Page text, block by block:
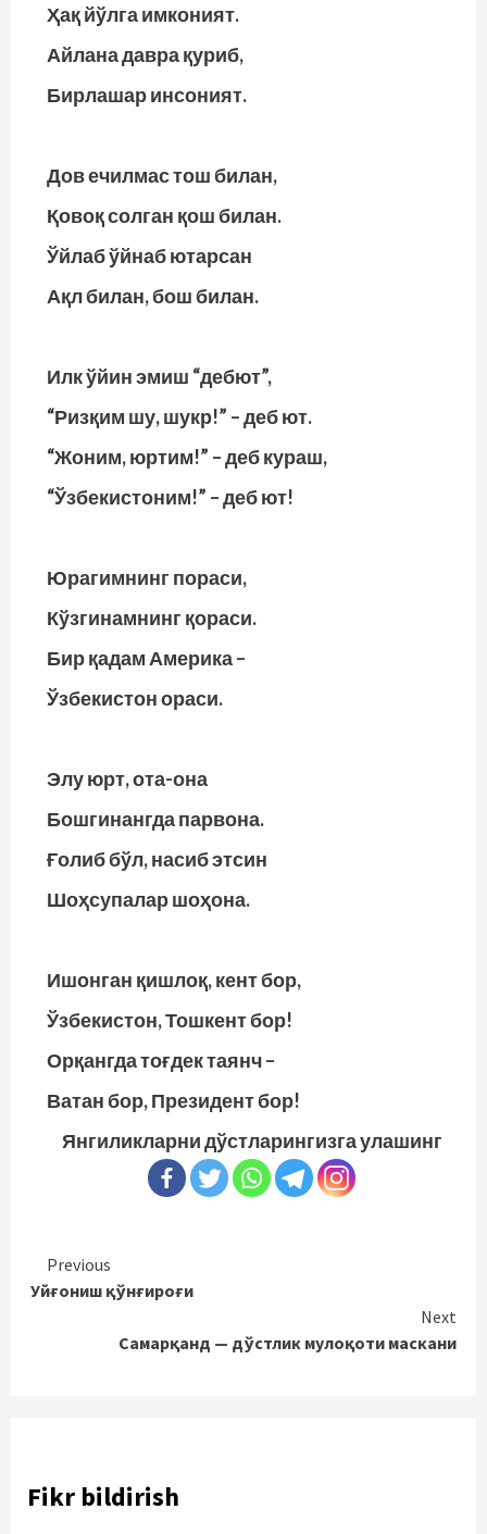
Ҳақ йўлга имконият.
Айлана давра қуриб,
Бирлашар инсоният.
Дов ечилмас тош билан,
Қовоқ солган қош билан.
Ўйлаб ўйнаб ютарсан
Ақл билан, бош билан.
Илк ўйин эмиш “дебют”,
“Ризқим шу, шукр!” – деб ют.
“Жоним, юртим!” – деб кураш,
“Ўзбекистоним!” – деб ют!
Юрагимнинг пораси,
Кўзгинамнинг қораси.
Бир қадам Америка –
Ўзбекистон ораси.
Элу юрт, ота-она
Бошгинангда парвона.
Ғолиб бўл, насиб этсин
Шоҳсупалар шоҳона.
Ишонган қишлоқ, кент бор,
Ўзбекистон, Тошкент бор!
Орқангда тоғдек таянч –
Ватан бор, Президент бор!
Янгиликларни дўстларингизга улашинг
Continue
Reading
Previous
Уйғониш қўнғироғи
Next
Самарқанд — дўстлик мулоқоти маскани
Fikr bildirish